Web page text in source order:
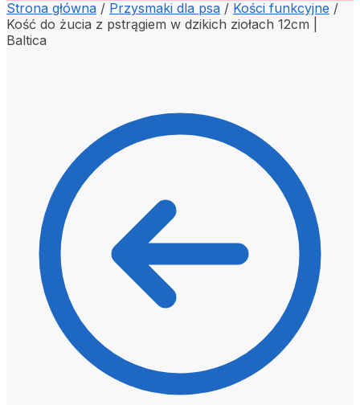
Strona główna / Przysmaki dla psa / Kości funkcyjne /
Kość do żucia z pstrągiem w dzikich ziołach 12cm |
Baltica